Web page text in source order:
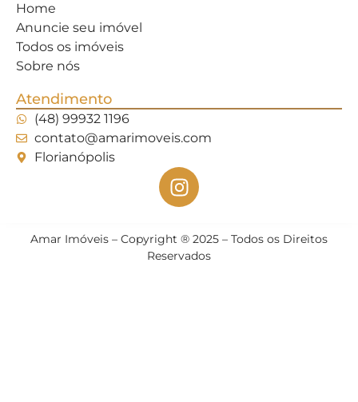
Home
Anuncie seu imóvel
Todos os imóveis
Sobre nós
Atendimento
(48) 99932 1196
contato@amarimoveis.com
Florianópolis
Amar Imóveis – Copyright ® 2025 – Todos os Direitos
Reservados